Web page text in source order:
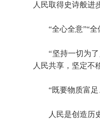
人民取得史诗般进
“全心全意”“全
“坚持一切为了
人民共享，坚定不
“既要物质富足
人民是创造历史